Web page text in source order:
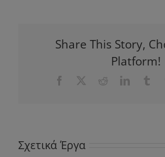
Share This Story,
Platform!
Facebook RedditLinkedIn
Σχετικά Έργα